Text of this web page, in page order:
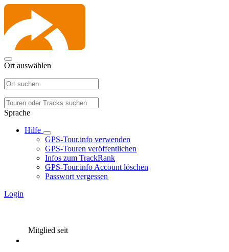
Ort auswählen
Sprache
Hilfe
GPS-Tour.info verwenden
GPS-Touren veröffentlichen
Infos zum TrackRank
GPS-Tour.info Account löschen
Passwort vergessen
Login
Mitglied seit